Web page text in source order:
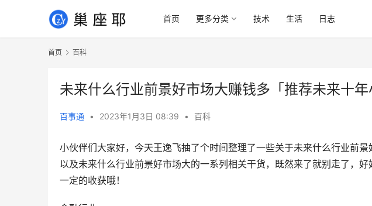
首页 更多分类 技术 生活 日志
首页 百科
未来什么行业前景好市场大赚钱多「推荐未来十年
百事通 • 2023年1月3日 08:39 • 百科
小伙伴们大家好，今天王逸飞抽了个时间整理了一些关于未来什么行业前景
以及未来什么行业前景好市场大的一系列相关干货，既然来了就别走了，
一定的收获哦！